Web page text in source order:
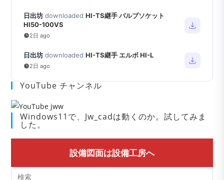
日出坊 downloaded HI-TS継手 バルブソケット
HI50-100VS
2日 ago
日出坊 downloaded HI-TS継手 エルボ HI-L
2日 ago
YouTube チャンネル
Windows11で、Jw_cadは動くのか。試してみま
した。
設備図面は設備工房へ